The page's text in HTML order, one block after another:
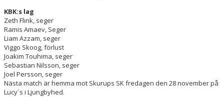
BILBINGO
ÅBY-MARKNAD
BROTTNINGSGYMNASIUM
STATISTIK
KBK:s lag
Zeth Flink, seger
Ramis Amaev, Seger
Liam Azzam, seger
Viggo Skoog, förlust
Joakim Touhima, seger
Sebastian Nilsson, seger
Joel Persson, seger
Nästa match är hemma mot Skurups SK fredagen den 28 november på
Lucy´s i Ljungbyhed.